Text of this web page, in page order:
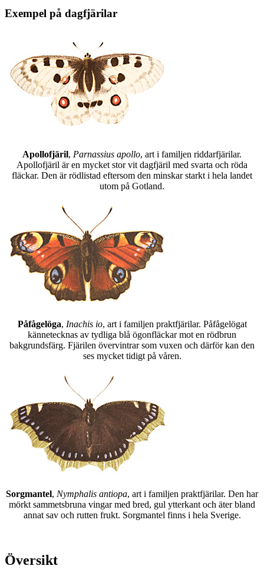
Exempel på dagfjärilar
Apollofjäril, Parnassius apollo, art i familjen riddarfjärilar.
Apollofjäril är en mycket stor vit dagfjäril med svarta och röda
fläckar. Den är rödlistad eftersom den minskar starkt i hela landet
utom på Gotland.
Påfågelöga, Inachis io, art i familjen praktfjärilar. Påfågelögat
kännetecknas av tydliga blå ögonfläckar mot en rödbrun
bakgrundsfärg. Fjärilen övervintrar som vuxen och därför kan den
ses mycket tidigt på våren.
Sorgmantel, Nymphalis antiopa, art i familjen praktfjärilar. Den har
mörkt sammetsbruna vingar med bred, gul ytterkant och äter bland
annat sav och rutten frukt. Sorgmantel finns i hela Sverige.
Översikt